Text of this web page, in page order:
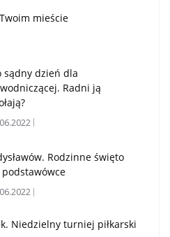
mieście
sądny dzień dla
Radni ją
Rodzinne święto
Niedzielny turniej piłkarski